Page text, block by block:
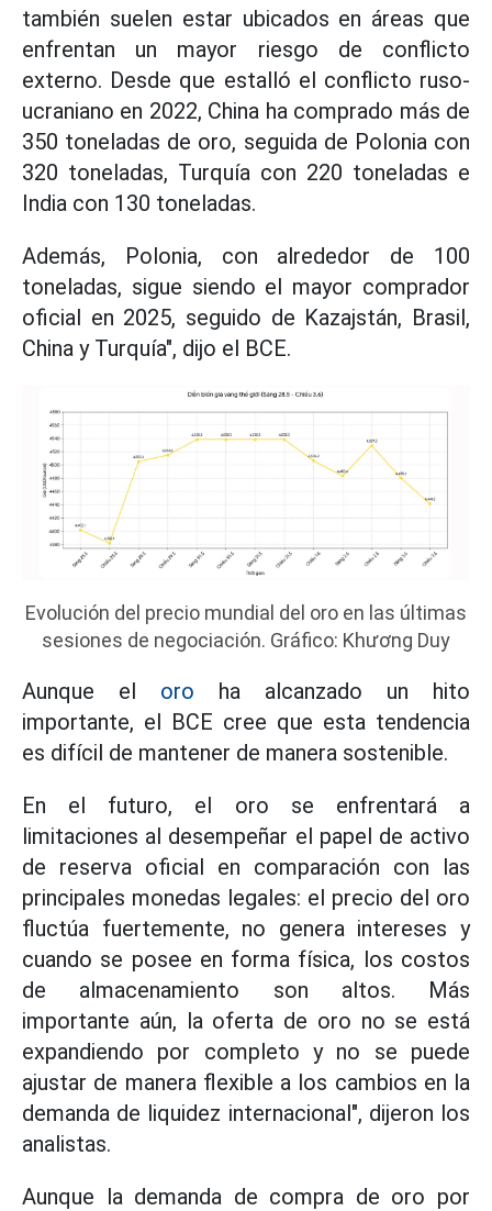
también suelen estar ubicados en áreas que
enfrentan un mayor riesgo de conflicto
externo. Desde que estalló el conflicto ruso-
ucraniano en 2022, China ha comprado más de
350 toneladas de oro, seguida de Polonia con
320 toneladas, Turquía con 220 toneladas e
India con 130 toneladas.
Además, Polonia, con alrededor de 100
toneladas, sigue siendo el mayor comprador
oficial en 2025, seguido de Kazajstán, Brasil,
China y Turquía", dijo el BCE.
Evolución del precio mundial del oro en las últimas
sesiones de negociación. Gráfico: Khương Duy
Aunque el oro ha alcanzado un hito
importante, el BCE cree que esta tendencia
es difícil de mantener de manera sostenible.
En el futuro, el oro se enfrentará a
limitaciones al desempeñar el papel de activo
de reserva oficial en comparación con las
principales monedas legales: el precio del oro
fluctúa fuertemente, no genera intereses y
cuando se posee en forma física, los costos
de almacenamiento son altos. Más
importante aún, la oferta de oro no se está
expandiendo por completo y no se puede
ajustar de manera flexible a los cambios en la
demanda de liquidez internacional", dijeron los
analistas.
Aunque la demanda de compra de oro por